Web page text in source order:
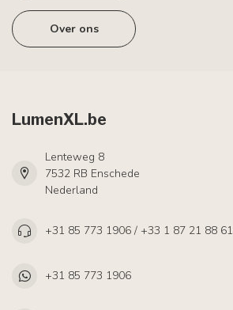
Over ons
LumenXL.be
Lenteweg 8
7532 RB Enschede
Nederland
+31 85 773 1906 / +33 1 87 21 88 61
+31 85 773 1906